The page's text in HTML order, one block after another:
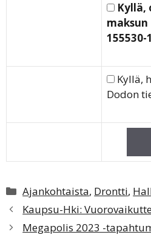
Kyllä,
155530-
Kyllä,
Dodon
Kategoriat
Ajankohtaista, Drontti,
Kaupsu-Hki:
Megapolis 2023 -